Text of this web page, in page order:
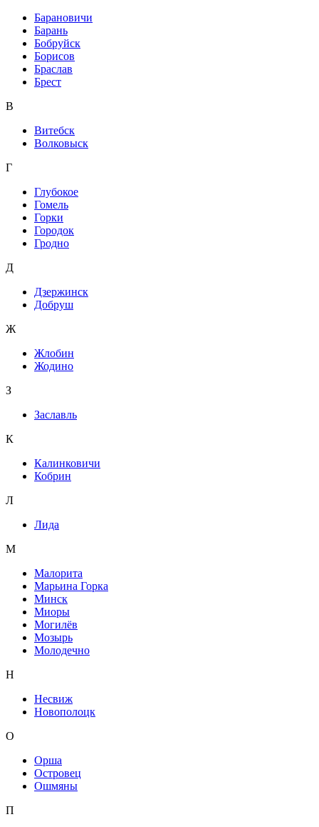
Барановичи
Барань
Бобруйск
Борисов
Браслав
Брест
В
Витебск
Волковыск
Г
Глубокое
Гомель
Горки
Городок
Гродно
Д
Дзержинск
Добруш
Ж
Жлобин
Жодино
З
Заславль
К
Калинковичи
Кобрин
Л
Лида
М
Малорита
Марьина Горка
Минск
Миоры
Могилёв
Мозырь
Молодечно
Н
Несвиж
Новополоцк
О
Орша
Островец
Ошмяны
П